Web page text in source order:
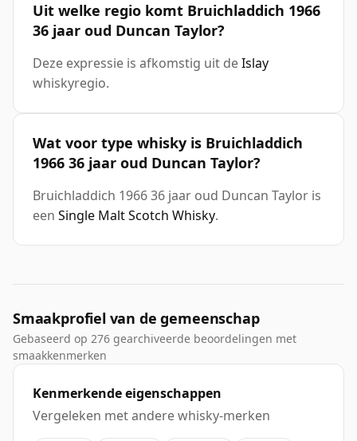
Uit welke regio komt Bruichladdich 1966
36 jaar oud Duncan Taylor?
Deze expressie is afkomstig uit deIslay
whiskyregio.
Wat voor type whisky is Bruichladdich
1966 36 jaar oud Duncan Taylor?
Bruichladdich 1966 36 jaar oud Duncan Taylor is
een Single Malt Scotch Whisky.
Smaakprofiel van de gemeenschap
Gebaseerd op 276 gearchiveerde beoordelingen met
smaakkenmerken
Kenmerkende eigenschappen
Vergeleken met andere whisky-merken